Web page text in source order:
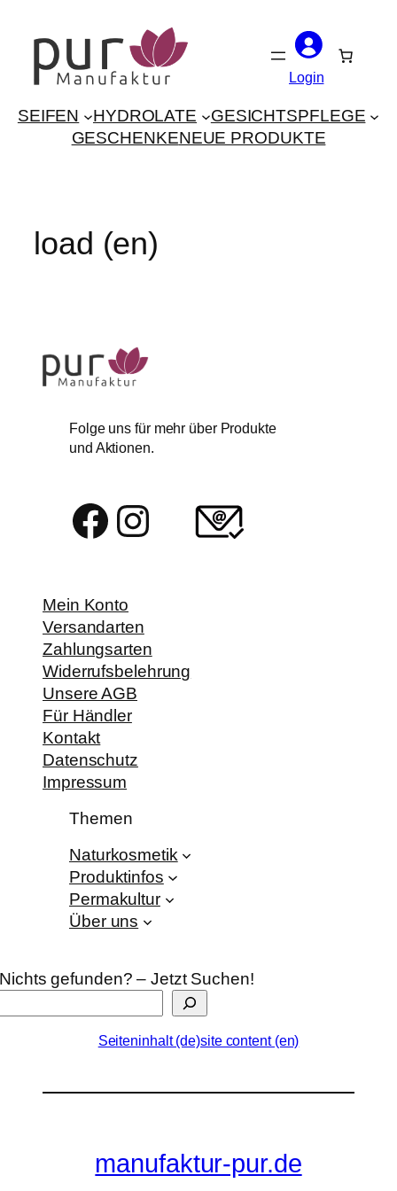
content
Login
SEIFEN HYDROLATE
GESICHTSPFLEGE
GESCHENKENEUE PRODUKTE
load (en)
Folge uns für mehr über Produkte
und Aktionen.
Facebook Instagram
Mein Konto
Versandarten
Zahlungsarten
Widerrufsbelehrung
Unsere AGB
Für Händler
Kontakt
Datenschutz
Impressum
Themen
Naturkosmetik
Produktinfos
Permakultur
Über uns
Nichts gefunden? – Jetzt Suchen!
Seiteninhalt (de)site content (en)
manufaktur-pur.de